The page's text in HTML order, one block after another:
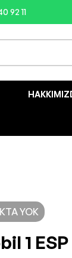
92 11
YOK
1